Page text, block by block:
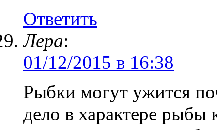
Ответить
Лера:
01/12/2015 в 16:38
Рыбки могут ужится
дело в характере рыбы